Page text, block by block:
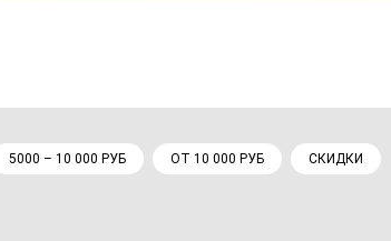
5000 – 10 000 РУБ ОТ 10 000 РУБ СКИДКИ